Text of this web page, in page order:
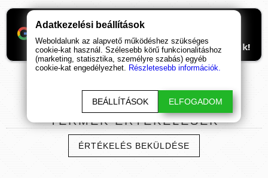
Ha támogatnád a munkánkat, itt tudod
beállítani, hogy előre kerüljenek
ismeretterjesztő cikkeink. Hálásan köszönjük!
TERMÉK ÉRTÉKELÉSEK
ÉRTÉKELÉS BEKÜLDÉSE
Adatkezelési beállítások
Weboldalunk az alapvető működéshez szükséges
cookie-kat használ. Szélesebb körű funkcionalitáshoz
(marketing, statisztika, személyre szabás) egyéb
cookie-kat engedélyezhet. Részletesebb információk.
BEÁLLÍTÁSOK ELFOGADOM